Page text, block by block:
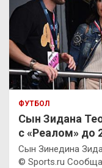
ФУТБОЛ
Сын Зидана
с «Реалом» до
Сын Зинедина
© Sports.ru